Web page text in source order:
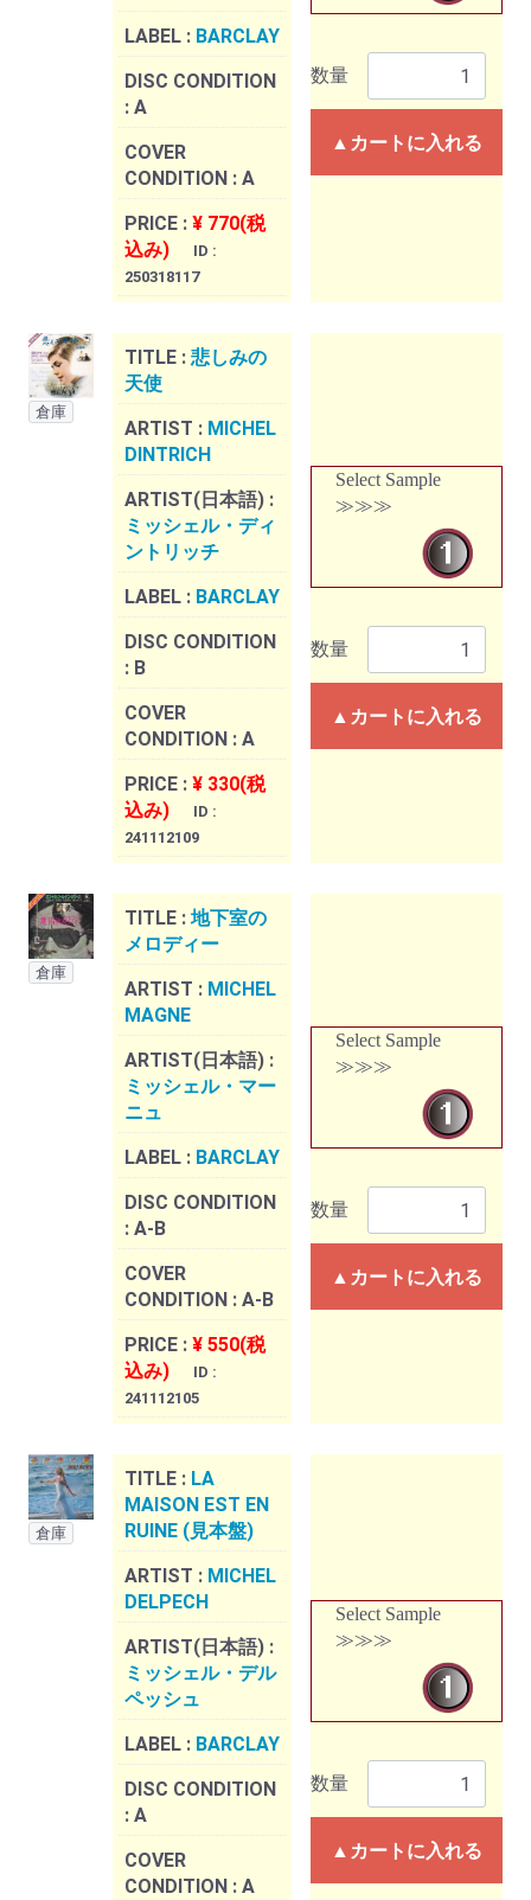
LABEL : BARCLAY
DISC CONDITION
: A
COVER
CONDITION : A
PRICE : ¥ 770(税
込み)
ID :
250318117
数量
▲カートに入れる
倉庫
TITLE : 悲しみの
天使
ARTIST : MICHEL
DINTRICH
ARTIST(日本語) :
ミッシェル・ディ
ントリッチ
LABEL : BARCLAY
DISC CONDITION
: B
COVER
CONDITION : A
PRICE : ¥ 330(税
込み)
ID :
241112109
Select Sample
≫≫≫
数量
▲カートに入れる
倉庫
TITLE : 地下室の
メロディー
ARTIST : MICHEL
MAGNE
ARTIST(日本語) :
ミッシェル・マー
ニュ
LABEL : BARCLAY
DISC CONDITION
: A-B
COVER
CONDITION : A-B
PRICE : ¥ 550(税
込み)
ID :
241112105
Select Sample
≫≫≫
数量
▲カートに入れる
倉庫
TITLE : LA
MAISON EST EN
RUINE (見本盤)
ARTIST : MICHEL
DELPECH
ARTIST(日本語) :
ミッシェル・デル
ペッシュ
LABEL : BARCLAY
DISC CONDITION
: A
COVER
CONDITION : A
Select Sample
≫≫≫
数量
▲カートに入れる